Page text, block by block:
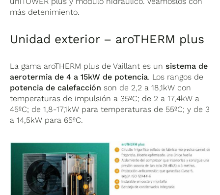
más detenimiento.
Unidad exterior – aroTHERM plus
La gama aroTHERM plus de Vaillant es unsistema de
aerotermia de 4 a 15kW de potencia. Los rangos de
potencia de calefacción son de 2,2 a 18,1kW con
temperaturas de impulsión a 35ºC; de 2 a 17,4kW a
45ºC; de 1,8-17,1kW para temperaturas de 55ºC; y de 3
a 14,5kW para 65ºC.